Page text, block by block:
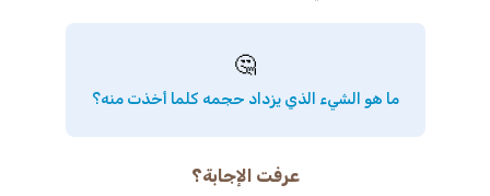
🤔
ما هو الشيء الذي يزداد حجمه كلما أخذت منه؟
عرفت الإجابة؟